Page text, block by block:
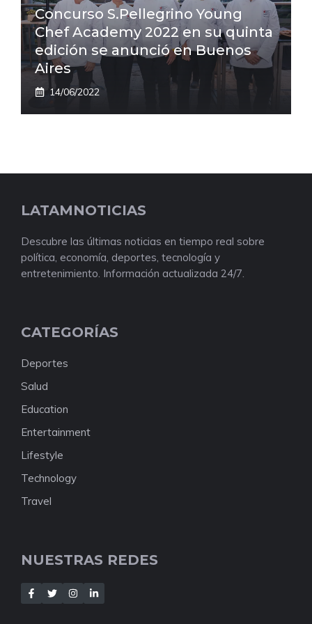
Concurso S.Pellegrino Young
Chef Academy 2022 en su quinta
edición se anunció en Buenos
Aires
14/06/2022
LATAMNOTICIAS
Descubre las últimas noticias en tiempo real sobre
política, economía, deportes, tecnología y
entretenimiento. Información actualizada 24/7.
CATEGORÍAS
Deportes
Salud
Education
Entertainment
Lifestyle
Technology
Travel
NUESTRAS REDES